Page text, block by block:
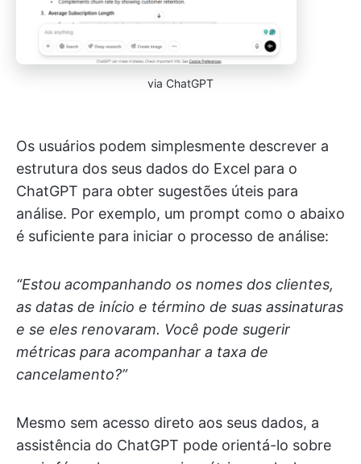
via ChatGPT
Os usuários podem simplesmente descrever a
estrutura dos seus dados do Excel para o
ChatGPT para obter sugestões úteis para
análise. Por exemplo, um prompt como o abaixo
é suficiente para iniciar o processo de análise:
“Estou acompanhando os nomes dos clientes,
as datas de início e término de suas assinaturas
e se eles renovaram. Você pode sugerir
métricas para acompanhar a taxa de
cancelamento?”
Mesmo sem acesso direto aos seus dados, a
assistência do ChatGPT pode orientá-lo sobre